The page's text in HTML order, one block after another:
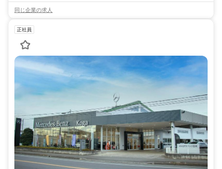
同じ企業の求人
正社員